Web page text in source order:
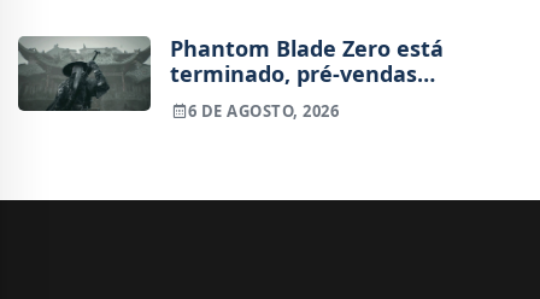
Phantom Blade Zero está
terminado, pré-vendas
começam na próxima semana
6 DE AGOSTO, 2026